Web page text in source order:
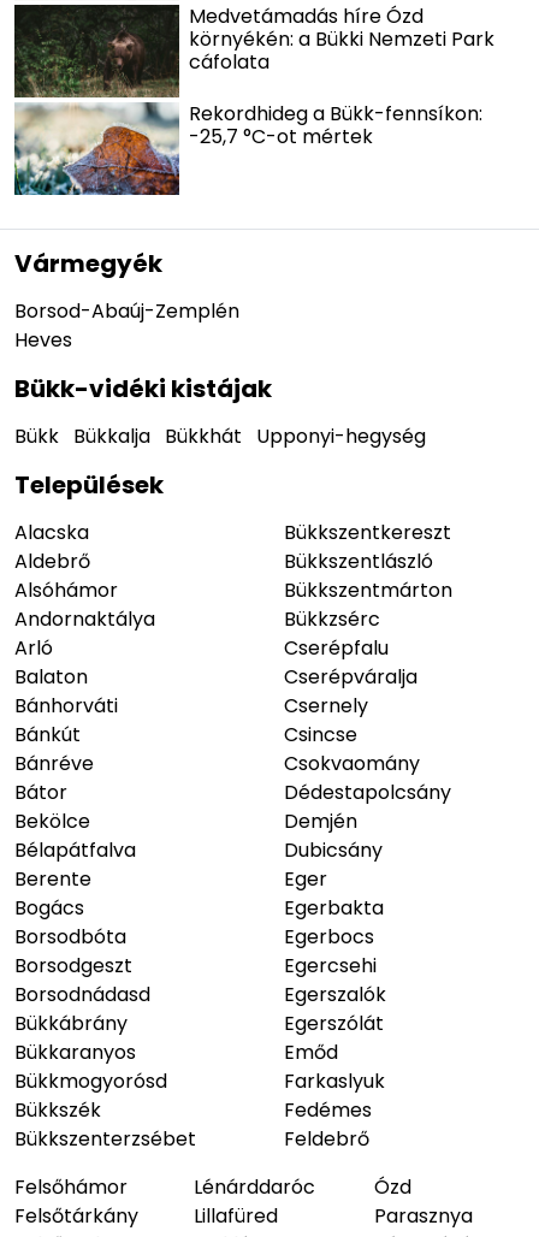
Medvetámadás híre Ózd
környékén: a Bükki Nemzeti Park
cáfolata
Rekordhideg a Bükk-fennsíkon:
-25,7 °C-ot mértek
Vármegyék
Borsod-Abaúj-Zemplén
Heves
Bükk-vidéki kistájak
Bükk Bükkalja Bükkhát Upponyi-hegység
Települések
Alacska
Aldebrő
Alsóhámor
Andornaktálya
Arló
Balaton
Bánhorváti
Bánkút
Bánréve
Bátor
Bekölce
Bélapátfalva
Berente
Bogács
Borsodbóta
Borsodgeszt
Borsodnádasd
Bükkábrány
Bükkaranyos
Bükkmogyorósd
Bükkszék
Bükkszenterzsébet
Bükkszentkereszt
Bükkszentlászló
Bükkszentmárton
Bükkzsérc
Cserépfalu
Cserépváralja
Csernely
Csincse
Csokvaomány
Dédestapolcsány
Demjén
Dubicsány
Eger
Egerbakta
Egerbocs
Egercsehi
Egerszalók
Egerszólát
Emőd
Farkaslyuk
Fedémes
Feldebrő
Felsőhámor
Felsőtárkány
Lénárddaróc
Lillafüred
Ózd
Parasznya